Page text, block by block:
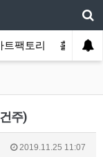
트팩토리 홀로그램
주)
2019.11.25 11:07